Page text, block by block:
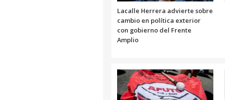
Lacalle Herrera advierte sobre
cambio en política exterior
con gobierno del Frente
Amplio